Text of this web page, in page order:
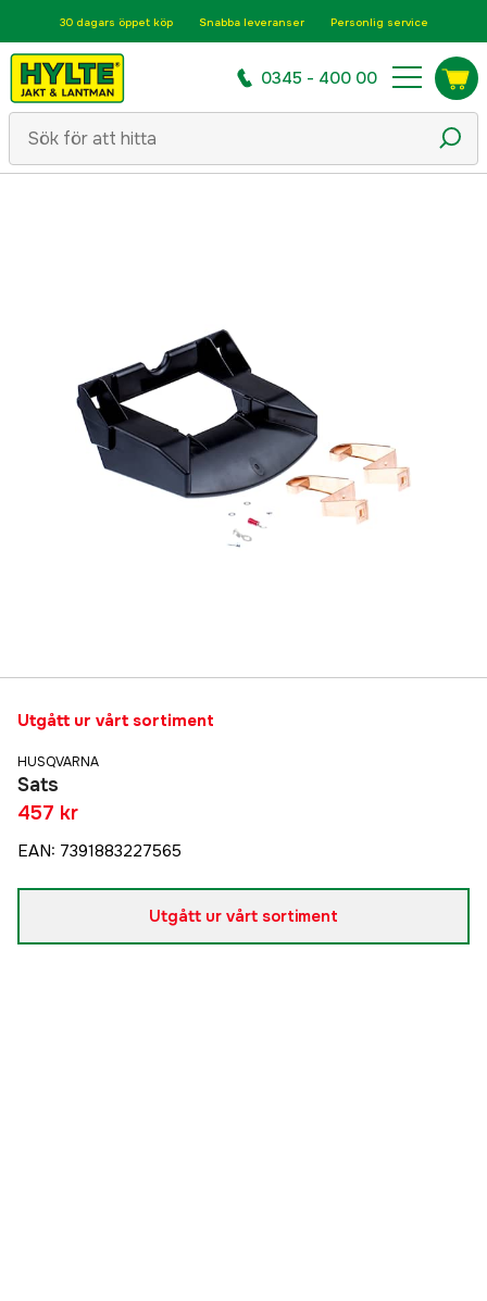
30 dagars öppet köp Snabba leveranser Personlig service
0345 - 400 00
Utgått ur vårt sortiment
HUSQVARNA
Sats
457 kr
EAN: 7391883227565
Utgått ur vårt sortiment